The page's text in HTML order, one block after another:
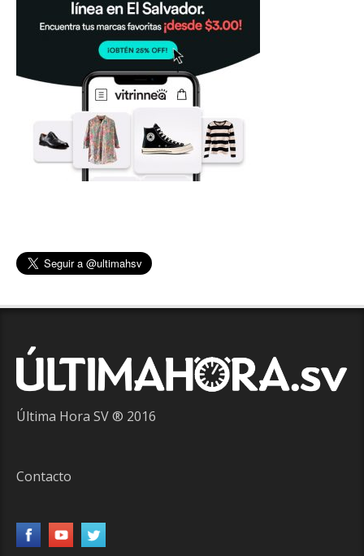
Última Hora SV ® 2016
Contacto